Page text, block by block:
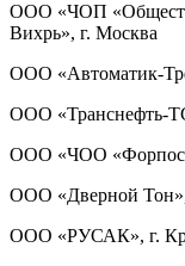
ООО «ЧОП
Вихрь», г. Москва
ООО «Автоматик-
ООО «Транснефть-
ООО «ЧОО
ООО «Дверной
ООО «РУСАК», г.